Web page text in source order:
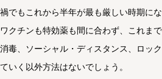
禍でもこれから半年が最も厳しい時期に
ワクチンも特効薬も間に合わず、これま
消毒、ソーシャル・ディスタンス、ロッ
ていく以外方法はないでしょう。